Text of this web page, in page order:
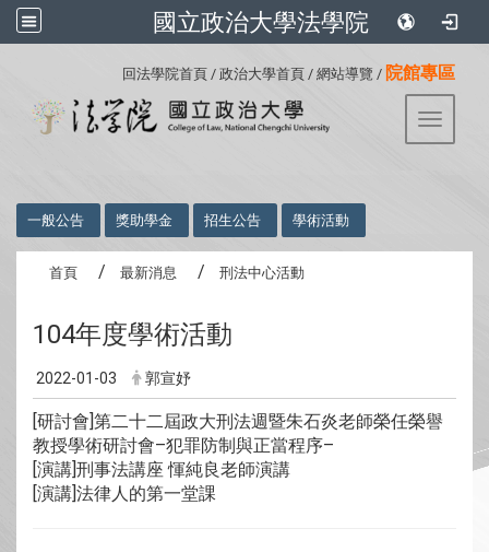
國立政治大學法學院
回法學院首頁 / 政治大學首頁 / 網站導覽 / 院館專區
Toggle
一般公告 獎助學金 招生公告 學術活動
首頁 最新消息 刑法中心活動
104年度學術活動
2022-01-03 郭宣妤
[研討會]第二十二屆政大刑法週暨朱石炎老師榮任榮譽
教授學術研討會–犯罪防制與正當程序–
[演講]刑事法講座 惲純良老師演講
[演講]法律人的第一堂課